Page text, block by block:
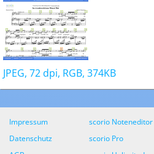
JPEG, 72 dpi, RGB, 374KB
Impressum
Datenschutz
scorio Noteneditor
scorio Pro